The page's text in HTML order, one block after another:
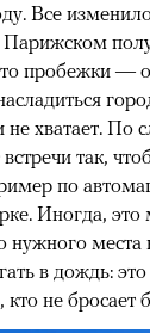
Все
Парижском
пробежки —
не хватает. По
встречи так,
по
Иногда, это
нужного
в дождь:
кто не бросает